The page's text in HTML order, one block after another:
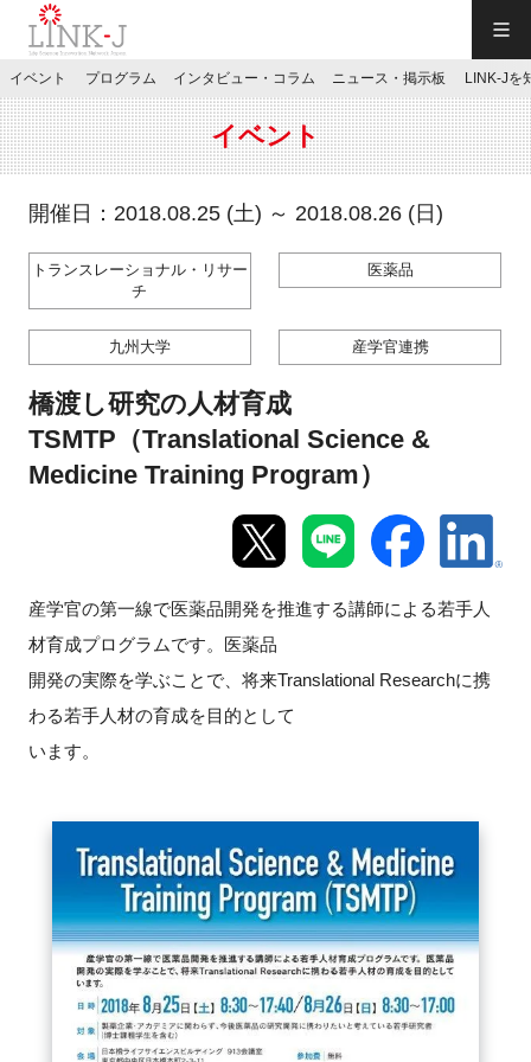
JP／EN
特別会員専用メニュー
施設ご予約
お問い合わせ
イベント
インタビュー・コラム
ニュース・掲示板
LINK-Jを知る
特別会員
施設・アクセス
イベント プログラム インタビュー・コラム ニュース・掲示板 LINK-Jを
イベント
開催日：2018.08.25 (土) ～ 2018.08.26 (日)
トランスレーショナル・リサー
チ
医薬品
九州大学 産学官連携
橋渡し研究の人材育成
TSMTP（Translational Science &
Medicine Training Program）
産学官の第一線で医薬品開発を推進する講師による若手人
材育成プログラムです。医薬品
開発の実際を学ぶことで、将来Translational Researchに携
わる若手人材の育成を目的として
います。